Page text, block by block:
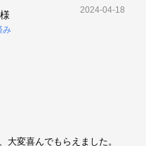
み
2024-04-18
大変喜んでもらえました。